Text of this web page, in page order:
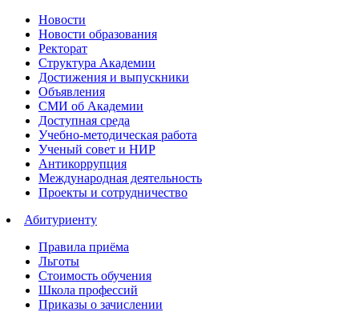
Новости
Новости образования
Ректорат
Структура Академии
Достижения и выпускники
Объявления
СМИ об Академии
Доступная среда
Учебно-методическая работа
Ученый совет и НИР
Антикоррупция
Международная деятельность
Проекты и сотрудничество
Абитуриенту
Правила приёма
Льготы
Стоимость обучения
Школа профессий
Приказы о зачислении